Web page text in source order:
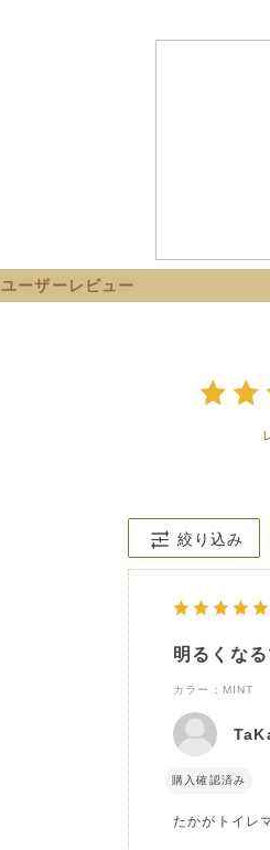
ユーザーレビュー
絞り込み
明るくなる
カラー：MINT
購入確認済み
たかがトイレ